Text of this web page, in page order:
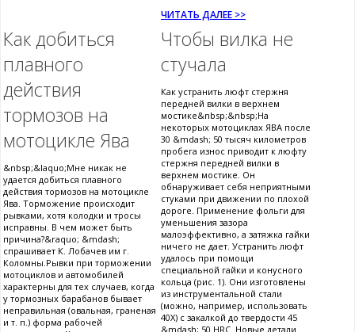
ЧИТАТЬ ДАЛЕЕ >>
Как добиться
плавного
действия
тормозов на
мотоцикле Ява
&nbsp;&laquo;Мне никак не
удается добиться плавного
действия тормозов на мотоцикле
Ява. Торможение происходит
рывками, хотя колодки и тросы
исправны. В чем может быть
причина?&raquo; &mdash;
спрашивает К. Лобачев им г.
Коломны.Рывки при торможении
мотоциклов и автомобилей
характерны для тех случаев, когда
у тормозных барабанов бывает
неправильная (овальная, граненая
и т. п.) форма рабочей
Чтобы вилка не
стучала
Как устранить люфт стержня
передней вилки в верхнем
мостике&nbsp;&nbsp;На
некоторых мотоциклах ЯВА после
30 &mdash; 50 тысяч километров
пробега износ приводит к люфту
стержня передней вилки в
верхнем мостике. Он
обнаруживает себя неприятными
стуками при движении по плохой
дороге. Применение фольги для
уменьшения зазора
малоэффективно, а затяжка гайки
ничего не дает. Устранить люфт
удалось при помощи
специальной гайки и конусного
кольца (рис. 1). Они изготовлены
из инструментальной стали
(можно, например, использовать
40Х) с закалкой до твердости 45
&mdash; 50 HRC. Новые детали